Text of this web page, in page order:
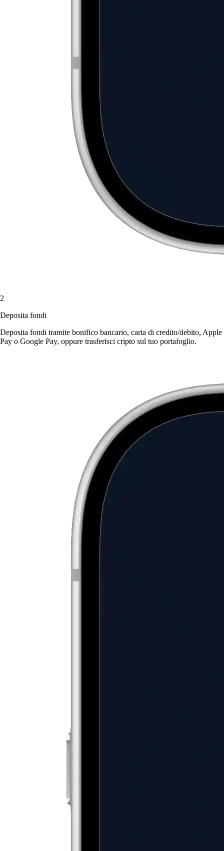
2
Deposita fondi
Deposita fondi tramite bonifico bancario, carta di credito/debito, Apple
Pay o Google Pay, oppure trasferisci cripto sul tuo portafoglio.